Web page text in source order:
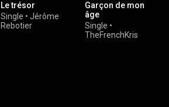
Le trésor
Single • Jérôme
Rebotier
Garçon de mon
âge
Single •
TheFrenchKris